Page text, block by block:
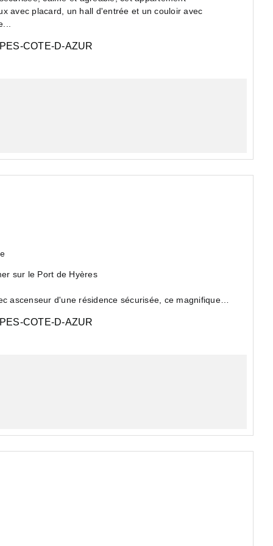
avec placard, un hall d'entrée et un couloir avec
COTE-D-AZUR
vue mer sur le Port de Hyères
ascenseur d'une résidence sécurisée, ce magnifique
COTE-D-AZUR